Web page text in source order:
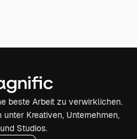
beste Arbeit zu verwirklichen.
Kreativen, Unternehmen,
Studios.